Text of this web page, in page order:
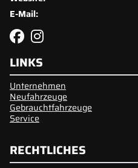
E-Mail:
LINKS
Unternehmen
Neufahrzeuge
Gebrauchtfahrzeuge
Service
RECHTLICHES